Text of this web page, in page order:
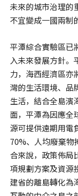
未來的城市治理的
不宜變成一國兩制
平潭綜合實驗區已
入未來發展方針。
力，海西經濟區亦
灣的生活環境、品
生活，結合全島濱
面，平潭為因應全
源可提供遠期用電
70%、人均廢棄物
合來說，政策佈局
項規劃方案及資源
建省的離島轉化為